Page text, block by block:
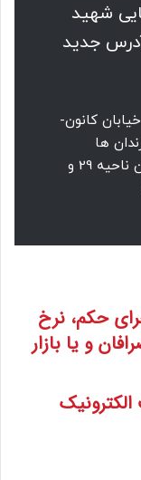
قضایی شهید
بهمن به آدرس جدید
کانون-
ها
(دادسرای عمومی و انقلاب تهران ناحیه 29 و
حکم، نرخ
و یا بازار